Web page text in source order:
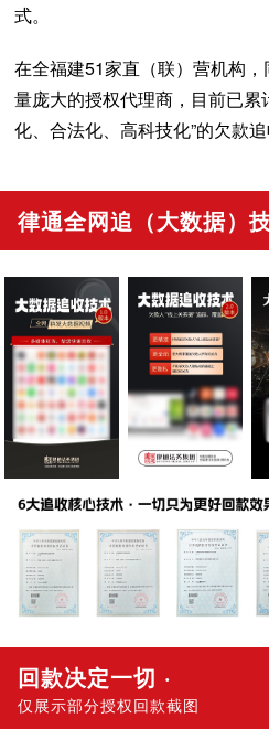
式。
在全福建51家直（联）营机构
量庞大的授权代理商，目前已累
化、合法化、高科技化”的欠款追
律通全网追（大数据）
回款决定一切 ·
仅展示部分授权回款截图